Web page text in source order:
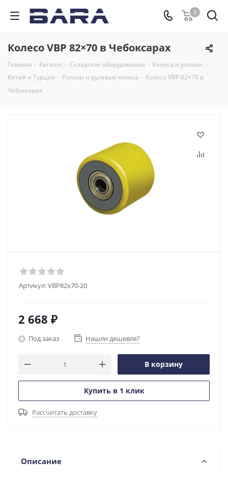
0
Колесо VBP 82×70 в Чебоксарах
Главная - Каталог - Складское оборудование - Колёса и ролики -
Китай и Турция - Ролики и рулевые колеса - Колесо VBP 82×70 в
Чебоксарах
Артикул:VBP82x70-20
2 668 ₽
Под заказ Нашли дешевле?
В корзину
Купить в 1 клик
Рассчитать доставку
Описание